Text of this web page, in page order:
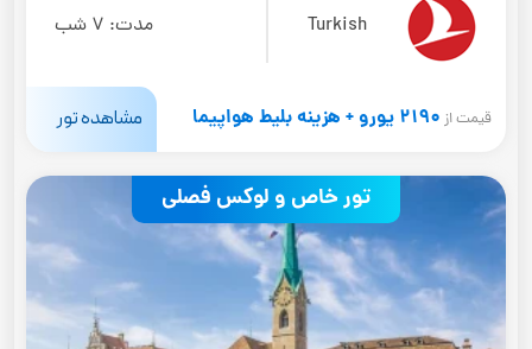
Turkish مدت: 7 شب
قیمت از 2190 یورو + هزینه بلیط هواپیما مشاهده تور
تور خاص و لوکس فصلی